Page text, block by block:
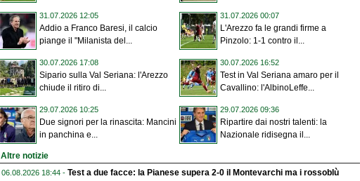
31.07.2026 12:05
Addio a Franco Baresi, il calcio
piange il "Milanista del...
31.07.2026 00:07
L'Arezzo fa le grandi firme a
Pinzolo: 1-1 contro il...
30.07.2026 17:08
Sipario sulla Val Seriana: l'Arezzo
chiude il ritiro di...
30.07.2026 16:52
Test in Val Seriana amaro per il
Cavallino: l'AlbinoLeffe...
29.07.2026 10:25
Due signori per la rinascita: Mancini
in panchina e...
29.07.2026 09:36
Ripartire dai nostri talenti: la
Nazionale ridisegna il...
Altre notizie
06.08.2026 18:44 - Test a due facce: la Pianese supera 2-0 il Montevarchi ma i rossoblù